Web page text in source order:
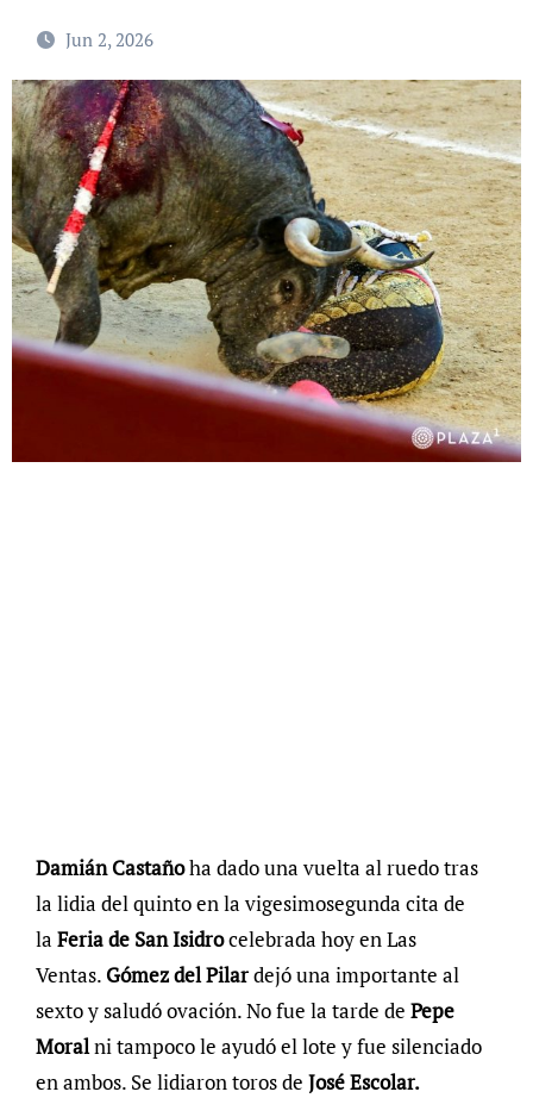
Jun 2, 2026
Damián Castañoha dado una vuelta al ruedo tras
la lidia del quinto en la vigesimosegunda cita de
la Feria de San Isidrocelebrada hoy en Las
Ventas. Gómez del Pilardejó una importante al
sexto y saludó ovación. No fue la tarde de Pepe
Moralni tampoco le ayudó el lote y fue silenciado
en ambos. Se lidiaron toros de José Escolar.